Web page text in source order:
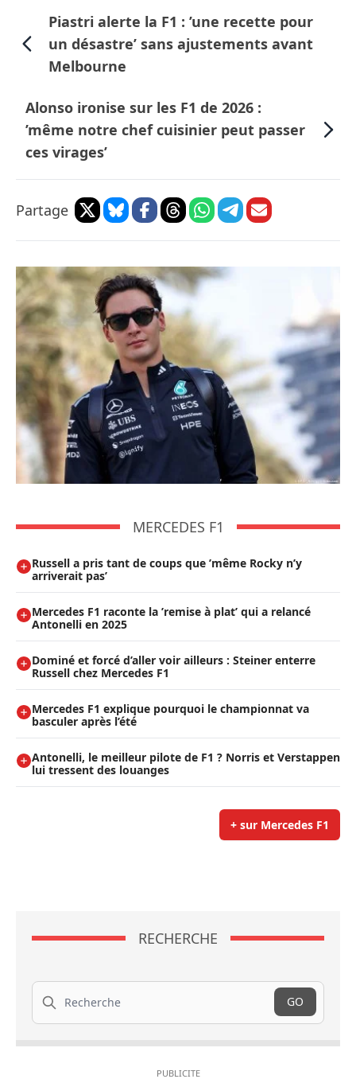
Piastri alerte la F1 : ’une recette pour
un désastre’ sans ajustements avant
Melbourne
Alonso ironise sur les F1 de 2026 :
’même notre chef cuisinier peut passer
ces virages’
Partage
MERCEDES F1
Russell a pris tant de coups que ’même Rocky n’y
arriverait pas’
Mercedes F1 raconte la ’remise à plat’ qui a relancé
Antonelli en 2025
Dominé et forcé d’aller voir ailleurs : Steiner enterre
Russell chez Mercedes F1
Mercedes F1 explique pourquoi le championnat va
basculer après l’été
Antonelli, le meilleur pilote de F1 ? Norris et Verstappen
lui tressent des louanges
+ sur Mercedes F1
RECHERCHE
Recherche
GO